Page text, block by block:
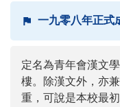
一九零八年正式
定名為青年會漢文
樓。除漢文外，亦
重，可說是本校最